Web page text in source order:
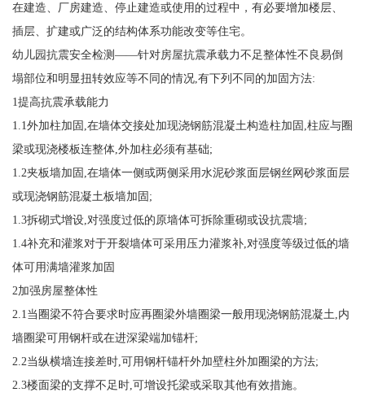
在建造、厂房建造、停止建造或使用的过程中，有必要增加楼层、
插层、扩建或广泛的结构体系功能改变等住宅。
幼儿园抗震安全检测——针对房屋抗震承载力不足整体性不良易倒
塌部位和明显扭转效应等不同的情况,有下列不同的加固方法:
1提高抗震承载能力
1.1外加柱加固,在墙体交接处加现浇钢筋混凝土构造柱加固,柱应与圈
梁或现浇楼板连整体,外加柱必须有基础;
1.2夹板墙加固,在墙体一侧或两侧采用水泥砂浆面层钢丝网砂浆面层
或现浇钢筋混凝土板墙加固;
1.3拆砌式增设,对强度过低的原墙体可拆除重砌或设抗震墙;
1.4补充和灌浆对于开裂墙体可采用压力灌浆补,对强度等级过低的墙
体可用满墙灌浆加固
2加强房屋整体性
2.1当圈梁不符合要求时应再圈梁外墙圈梁一般用现浇钢筋混凝土,内
墙圈梁可用钢杆或在进深梁端加锚杆;
2.2当纵横墙连接差时,可用钢杆锚杆外加壁柱外加圈梁的方法;
2.3楼面梁的支撑不足时,可增设托梁或采取其他有效措施。